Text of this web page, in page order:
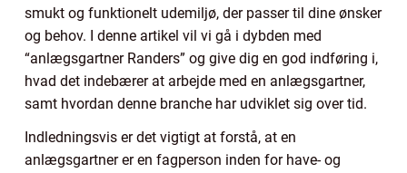
smukt og funktionelt udemiljø, der passer til dine ønsker
og behov. I denne artikel vil vi gå i dybden med
“anlægsgartner Randers” og give dig en god indføring i,
hvad det indebærer at arbejde med en anlægsgartner,
samt hvordan denne branche har udviklet sig over tid.
Indledningsvis er det vigtigt at forstå, at en
anlægsgartner er en fagperson inden for have- og